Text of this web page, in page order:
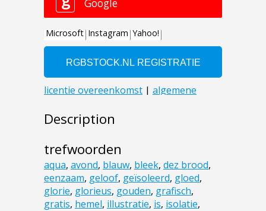
Description
trefwoorden
aqua, avond, blauw, bleek, dez brood,
eenzaam, geloof, geïsoleerd, gloed,
glorie, glorieus, gouden, grafisch,
gratis, hemel, illustratie, is, isolatie,